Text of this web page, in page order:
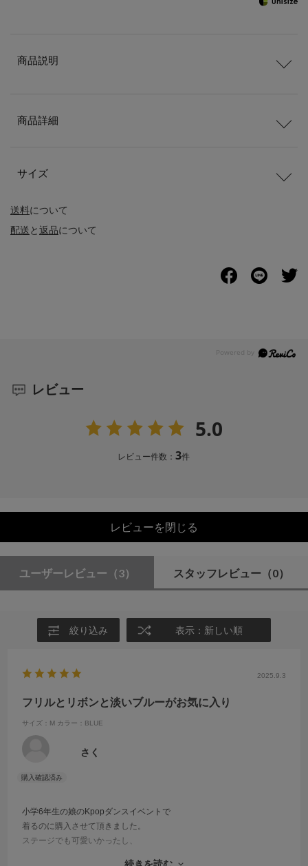
送料について
配送と返品について
商品説明
商品詳細
サイズ
レビュー
5.0
レビュー件数：3件
レビューを閉じる
ユーザーレビュー （3） スタッフレビュー （0）
絞り込み 表示：新しい順
2025.9.3
フリルとリボンと淡いブルーがお気に入り
サイズ：M カラー：BLUE
さく
小学6年生の娘のKpopダンスイベントで
着るのに購入させて頂きました。
ステージでも可愛いかったし、